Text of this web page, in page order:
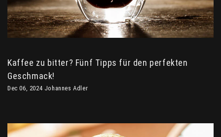
Kaffee zu bitter? Fünf Tipps für den perfekten
Geschmack!
Dec 06, 2024 Johannes Adler